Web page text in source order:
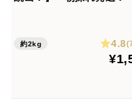
がら「今が一番おい
約2kg 4.8